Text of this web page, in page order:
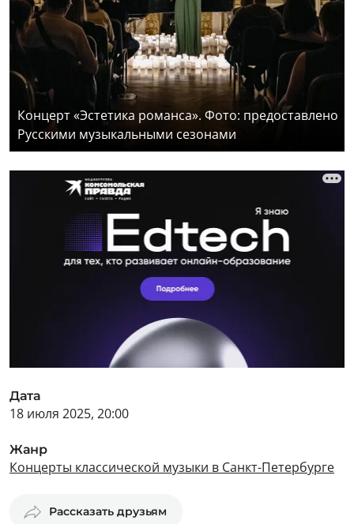
Концерт «Эстетика романса». Фото: предоставлено
Русскими музыкальными сезонами
Дата
18 июля 2025, 20:00
Жанр
Концерты классической музыки в Санкт-Петербурге
Рассказать друзьям